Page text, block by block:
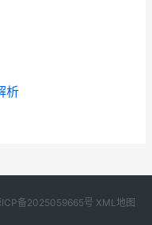
析
ICP备2025059665号 XML地图